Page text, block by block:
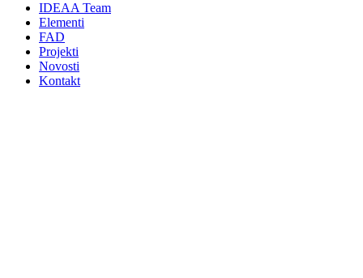
IDEAA Team
Elementi
FAD
Projekti
Novosti
Kontakt